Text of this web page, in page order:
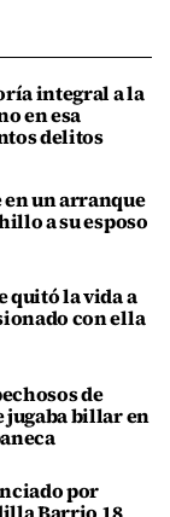
integral a la
en esa
delitos
en un arranque
a su esposo
quitó la vida a
con ella
de
jugaba billar en
por